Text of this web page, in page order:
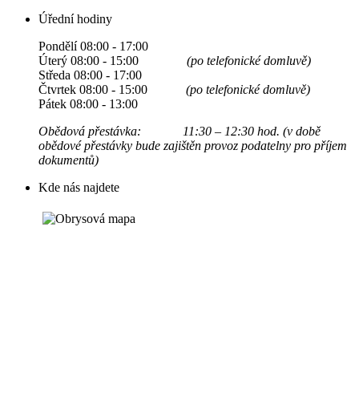
Úřední hodiny
Pondělí 08:00 - 17:00
Úterý 08:00 - 15:00 (po telefonické domluvě)
Středa 08:00 - 17:00
Čtvrtek 08:00 - 15:00 (po telefonické domluvě)
Pátek 08:00 - 13:00
Obědová přestávka: 11:30 – 12:30 hod. (v době
obědové přestávky bude zajištěn provoz podatelny pro příjem
dokumentů)
Kde nás najdete